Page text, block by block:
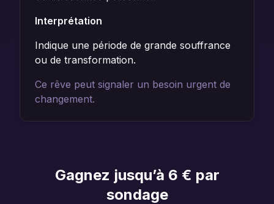
Interprétation
Indique une période de grande souffrance
ou de transformation.
Ce rêve peut signaler un besoin urgent de
changement.
Gagnez jusqu’à 6 € par
sondage